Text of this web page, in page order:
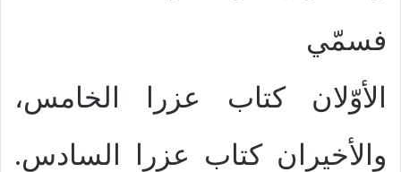
فسمّي
الأوّلان كتاب عزرا الخامس،
والأخيران كتاب عزرا السادس.